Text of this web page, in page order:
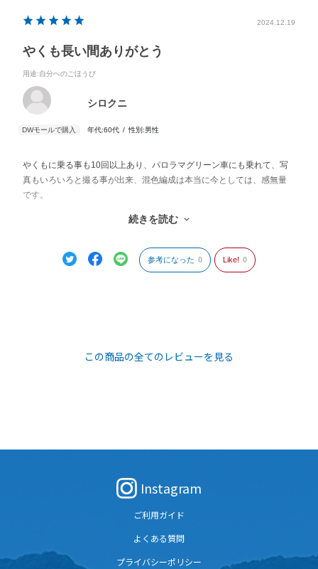
2024.12.19
やくも長い間ありがとう
用途:自分へのごほうび
シロクニ
年代:60代 性別:男性
やくもに乗る事も10回以上あり、パロラマグリーン車にも乗れて、写
真もいろいろと撮る事が出来、混色編成は本当に今としては、感無量
です。
り、半世紀楽しい時を過ごせてもらいました。
本当にお疲れ様でした。
あとはファイルで楽しみます。
続きを読む
参考になった 0 Like! 0
この商品の全てのレビューを見る
Instagram
ご利用ガイド
よくある質問
プライバシーポリシー